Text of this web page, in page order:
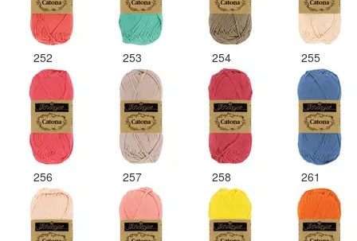
252 253 254 255
256 257 258 261